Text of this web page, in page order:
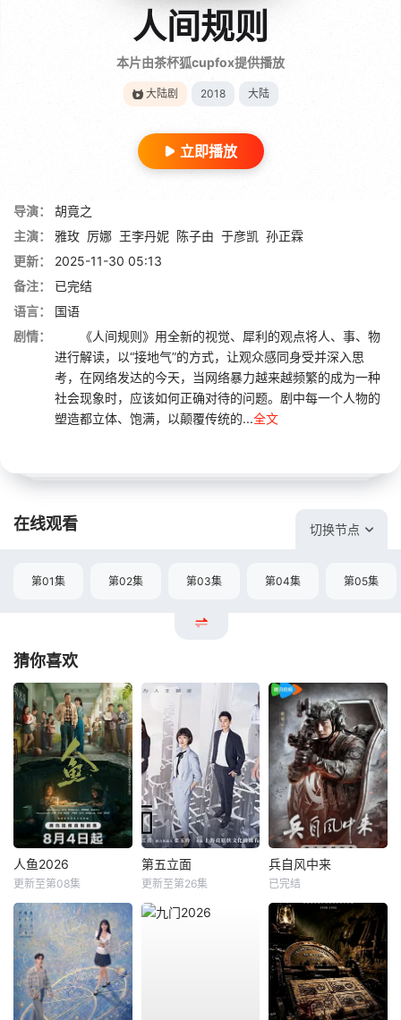
人间规则
本片由茶杯狐cupfox提供播放
大陆剧 2018 大陆
立即播放
导演：
胡竟之
主演：
雅玫 厉娜 王李丹妮 陈子由 于彦凯 孙正霖
更新：
2025-11-30 05:13
备注：
已完结
语言：
国语
剧情：
《人间规则》用全新的视觉、犀利的观点将人、事、物
进行解读，以“接地气”的方式，让观众感同身受并深入思
考，在网络发达的今天，当网络暴力越来越频繁的成为一种
社会现象时，应该如何正确对待的问题。剧中每一个人物的
塑造都立体、饱满，以颠覆传统的...全文
在线观看 切换节点
第01集 第02集 第03集 第04集 第05集
猜你喜欢
人鱼2026
更新至第08集
第五立面
更新至第26集
兵自风中来
已完结